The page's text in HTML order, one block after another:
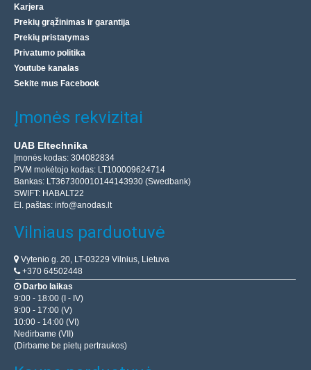
Karjera
Prekių grąžinimas ir garantija
Prekių pristatymas
Privatumo politika
Youtube kanalas
Sekite mus Facebook
Įmonės rekvizitai
UAB Eltechnika
Įmonės kodas: 304082834
PVM mokėtojo kodas: LT100009624714
Bankas: LT367300010144143930 (Swedbank)
SWIFT: HABALT22
El. paštas: info@anodas.lt
Vilniaus parduotuvė
Vytenio g. 20, LT-03229 Vilnius, Lietuva
+370 64502448
Darbo laikas
9:00 - 18:00 (I - IV)
9:00 - 17:00 (V)
10:00 - 14:00 (VI)
Nedirbame (VII)
(Dirbame be pietų pertraukos)